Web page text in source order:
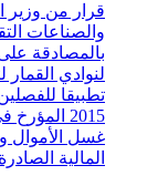
قرار من وزير
بالمصادقة
لنوادي القمار
غسل الأموال
المالية الصادرة بالقرار